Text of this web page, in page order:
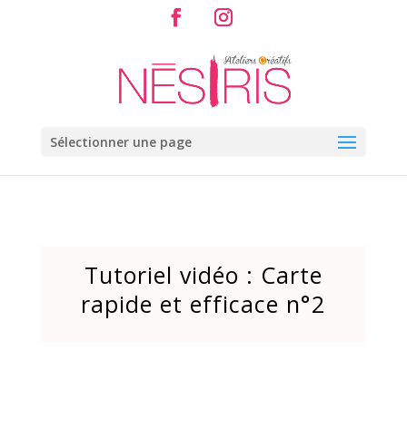
Sélectionner une page
Tutoriel vidéo : Carte
rapide et efficace n°2